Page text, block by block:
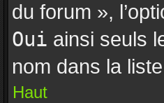
du forum »,
Oui ainsi seuls
nom dans la
Haut